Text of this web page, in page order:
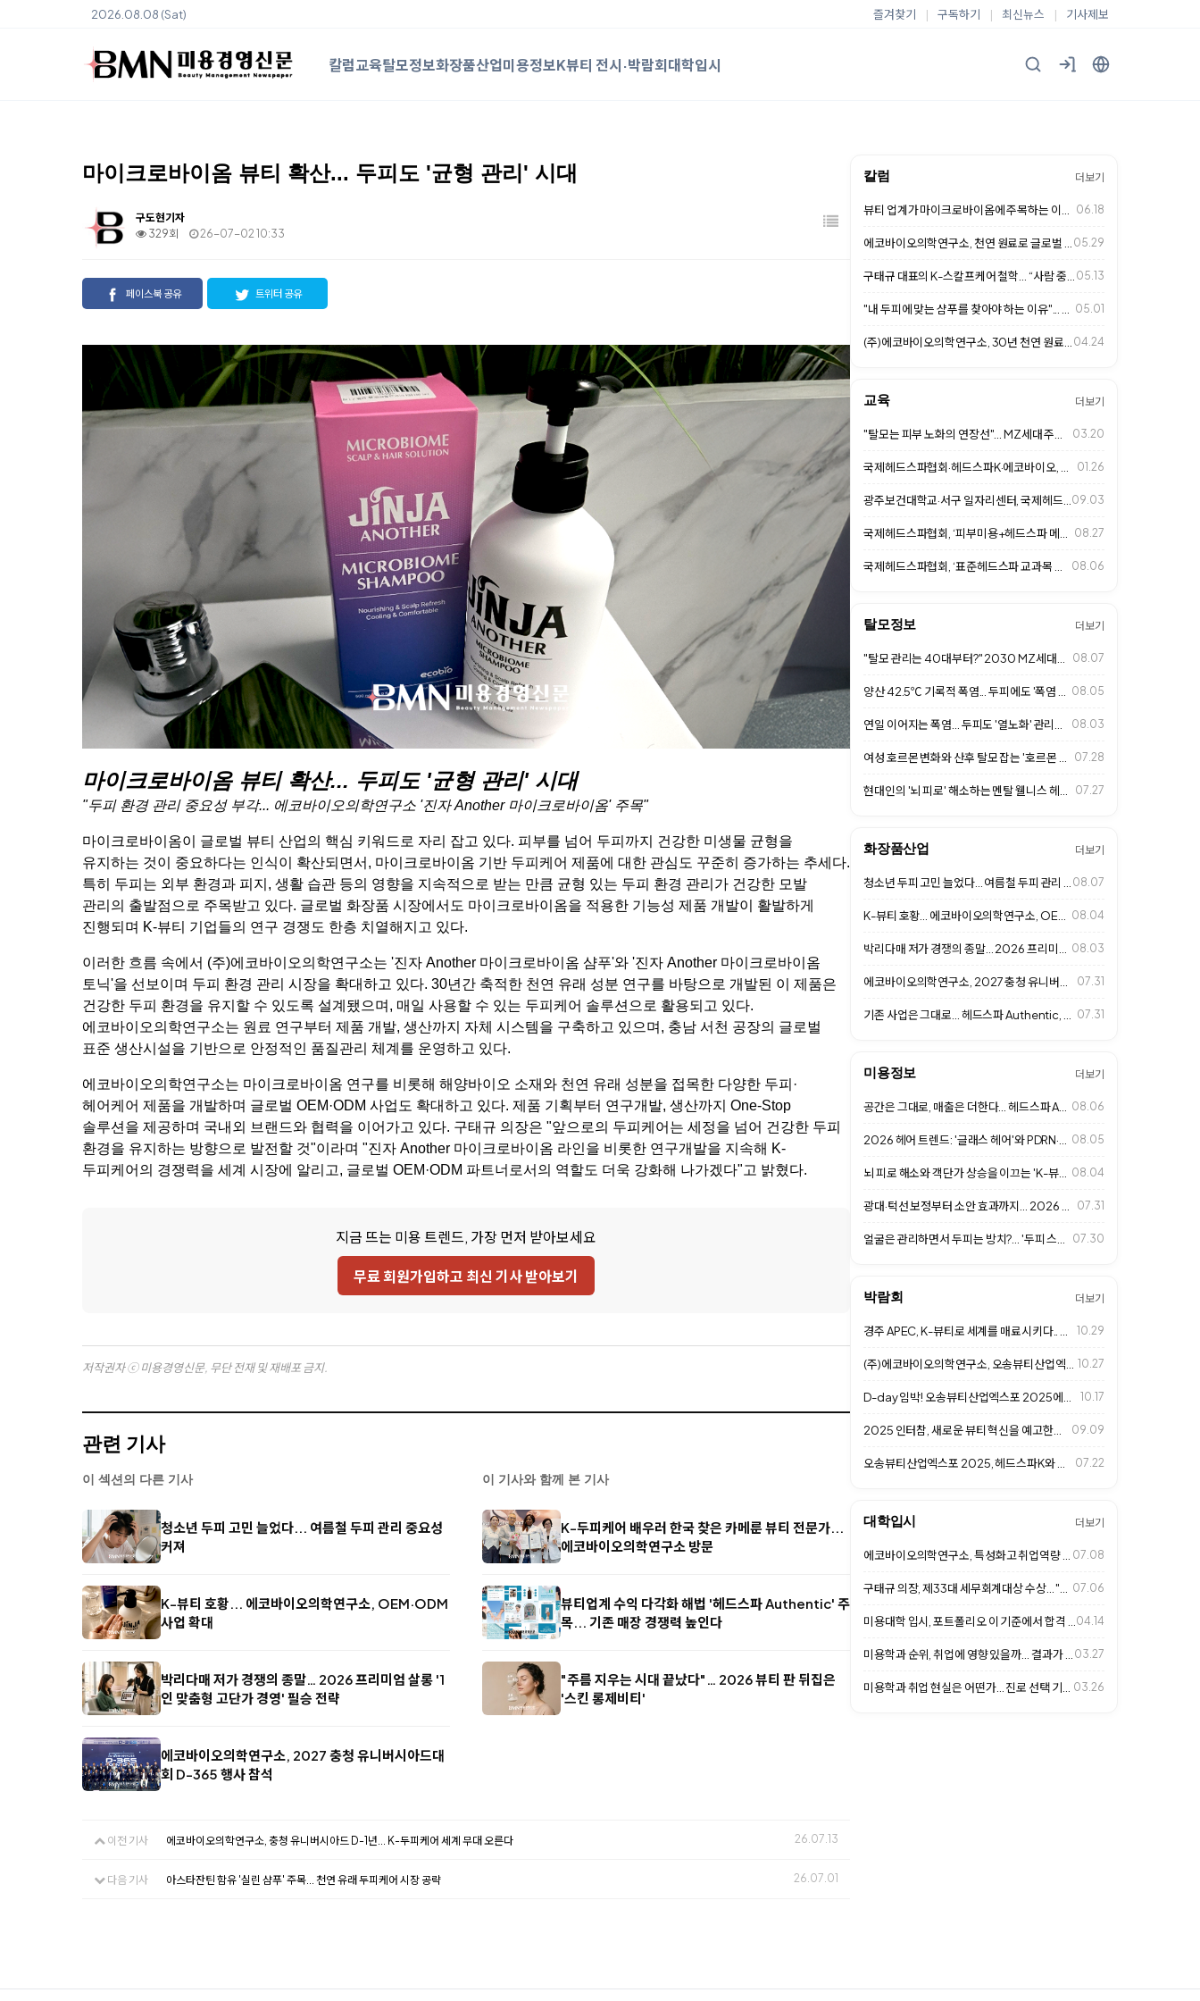
2026.08.08 (Sat) 즐겨찾기 | 구독하기 | 최신뉴스 | 기사제보
칼럼교육탈모정보화장품산업미용정보K뷰티 전시·박람회대학입시
마이크로바이옴 뷰티 확산... 두피도 '균형 관리' 시대
구도현기자
329회
26-07-02 10:33
페이스북 공유 트위터 공유
마이크로바이옴 뷰티 확산... 두피도 '균형 관리' 시대
"두피 환경 관리 중요성 부각... 에코바이오의학연구소 '진자 Another 마이크로바이옴' 주목"
마이크로바이옴이 글로벌 뷰티 산업의 핵심 키워드로 자리 잡고 있다. 피부를 넘어 두피까지 건강한 미생물 균형을
유지하는 것이 중요하다는 인식이 확산되면서, 마이크로바이옴 기반 두피케어 제품에 대한 관심도 꾸준히 증가하는 추세다.
특히 두피는 외부 환경과 피지, 생활 습관 등의 영향을 지속적으로 받는 만큼 균형 있는 두피 환경 관리가 건강한 모발
관리의 출발점으로 주목받고 있다. 글로벌 화장품 시장에서도 마이크로바이옴을 적용한 기능성 제품 개발이 활발하게
진행되며 K-뷰티 기업들의 연구 경쟁도 한층 치열해지고 있다.
이러한 흐름 속에서 (주)에코바이오의학연구소는 '진자 Another 마이크로바이옴 샴푸'와 '진자 Another 마이크로바이옴
토닉'을 선보이며 두피 환경 관리 시장을 확대하고 있다. 30년간 축적한 천연 유래 성분 연구를 바탕으로 개발된 이 제품은
건강한 두피 환경을 유지할 수 있도록 설계됐으며, 매일 사용할 수 있는 두피케어 솔루션으로 활용되고 있다.
에코바이오의학연구소는 원료 연구부터 제품 개발, 생산까지 자체 시스템을 구축하고 있으며, 충남 서천 공장의 글로벌
표준 생산시설을 기반으로 안정적인 품질관리 체계를 운영하고 있다.
에코바이오의학연구소는 마이크로바이옴 연구를 비롯해 해양바이오 소재와 천연 유래 성분을 접목한 다양한 두피·
헤어케어 제품을 개발하며 글로벌 OEM·ODM 사업도 확대하고 있다. 제품 기획부터 연구개발, 생산까지 One-Stop
솔루션을 제공하며 국내외 브랜드와 협력을 이어가고 있다. 구태규 의장은 "앞으로의 두피케어는 세정을 넘어 건강한 두피
환경을 유지하는 방향으로 발전할 것"이라며 "진자 Another 마이크로바이옴 라인을 비롯한 연구개발을 지속해 K-
두피케어의 경쟁력을 세계 시장에 알리고, 글로벌 OEM·ODM 파트너로서의 역할도 더욱 강화해 나가겠다"고 밝혔다.
지금 뜨는 미용 트렌드, 가장 먼저 받아보세요
무료 회원가입하고 최신 기사 받아보기
저작권자 ⓒ 미용경영신문, 무단 전재 및 재배포 금지.
관련 기사
이 섹션의 다른 기사
청소년 두피 고민 늘었다... 여름철 두피 관리 중요성
커져
K-뷰티 호황... 에코바이오의학연구소, OEM·ODM
사업 확대
박리다매 저가 경쟁의 종말… 2026 프리미엄 살롱 '1
인 맞춤형 고단가 경영' 필승 전략
에코바이오의학연구소, 2027 충청 유니버시아드대
회 D-365 행사 참석
이 기사와 함께 본 기사
K-두피케어 배우러 한국 찾은 카메룬 뷰티 전문가...
에코바이오의학연구소 방문
뷰티업계 수익 다각화 해법 '헤드스파 Authentic' 주
목... 기존 매장 경쟁력 높인다
"주름 지우는 시대 끝났다"… 2026 뷰티 판 뒤집은
'스킨 롱제비티'
이전 기사 에코바이오의학연구소, 충청 유니버시아드 D-1년... K-두피케어 세계 무대 오른다 26.07.13
다음 기사 아스타잔틴 함유 '실린 샴푸' 주목... 천연 유래 두피케어 시장 공략 26.07.01
칼럼 더보기
06.18
05.29
05.13
05.01
04.24
교육 더보기
03.20
01.26
09.03
08.27
08.06
탈모정보 더보기
08.07
08.05
08.03
07.28
07.27
화장품산업 더보기
08.07
K-뷰티 호황... 에코바이오의학연구소, OEM·ODM 사업 확대 08.04
08.03
07.31
07.31
미용정보 더보기
08.06
08.05
뇌 피로 해소와 객단가 상승을 이끄는 'K-뷰티 헤드스파 & 웰니스 라운지' 성… 08.04
07.31
07.30
박람회 더보기
10.29
10.27
10.17
2025 인터참, 새로운 뷰티 혁신을 예고한다.. (주)에코바이오의학연구소 참가 09.09
07.22
대학입시 더보기
07.08
07.06
04.14
03.27
03.26